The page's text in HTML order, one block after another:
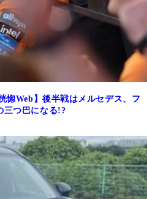
惚Web】後半戦はメルセデス、フ
三つ巴になる!?